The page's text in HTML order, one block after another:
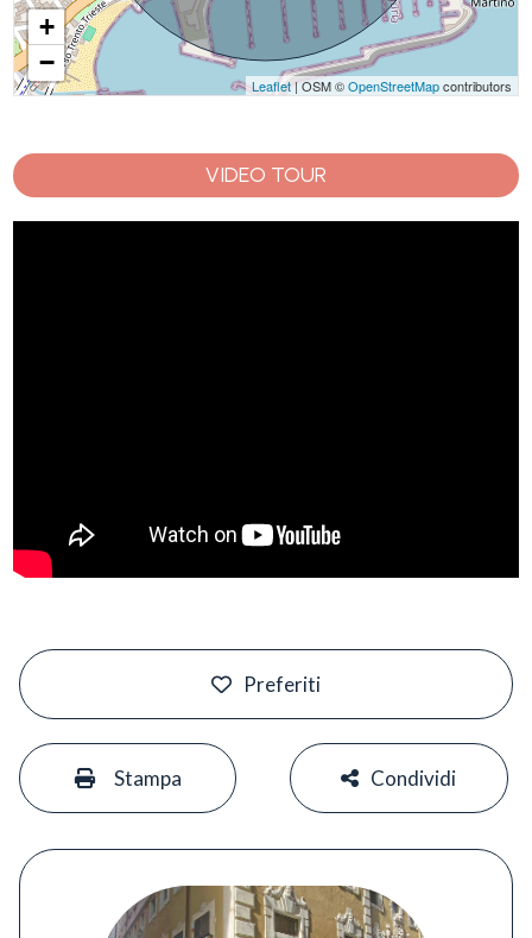
+
−
Leaflet| OSM ©OpenStreetMapcontributors
VIDEO TOUR
Preferiti
Stampa Condividi